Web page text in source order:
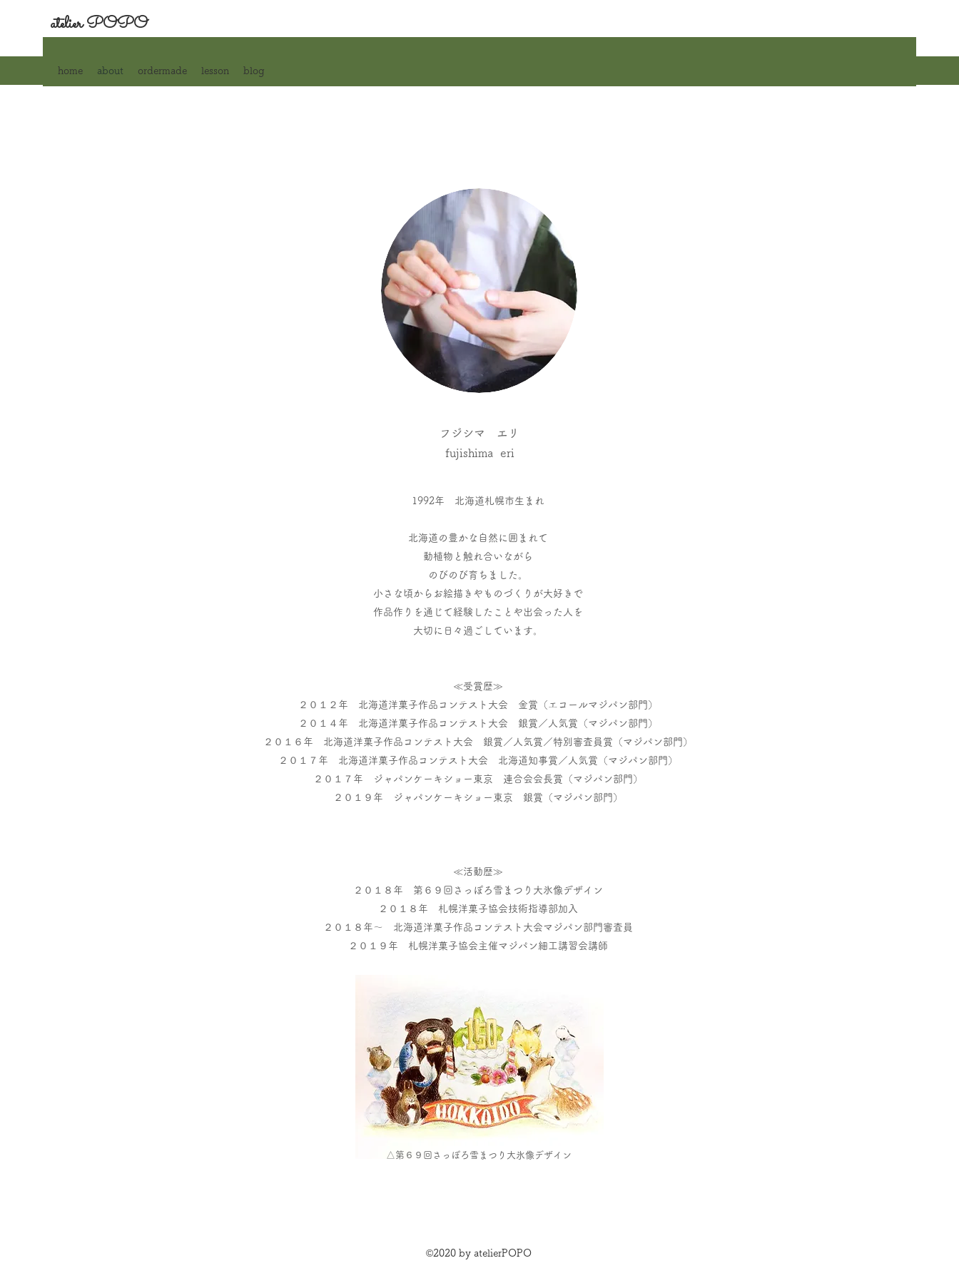
atelier POPO
home about ordermade lesson blog
フジシマ エリ
fujishima eri
1992年 北海道札幌市生まれ
北海道の豊かな自然に囲まれて
動植物と触れ合いながら
のびのび育ちました。
小さな頃からお絵描きやものづくりが大好きで
作品作りを通じて経験したことや出会った人を
​大切に日々過ごしています。
≪受賞歴≫
２０１２年 北海道洋菓子作品コンテスト大会 金賞（エコールマジパン部門）
２０１４年 北海道洋菓子作品コンテスト大会 銀賞／人気賞（マジパン部門）
２０１６年 北海道洋菓子作品コンテスト大会 銀賞／人気賞／特別審査員賞（マジパン部門）
２０１７年 北海道洋菓子作品コンテスト大会 北海道知事賞／人気賞（マジパン部門）
２０１７年 ジャパンケーキショー東京 連合会会長賞（マジパン部門）
２０１９年 ジャパンケーキショー東京 銀賞（マジパン部門）
≪活動歴≫
２０１８年 第６９回さっぽろ雪まつり大氷像デザイン
２０１８年 札幌洋菓子協会技術指導部加入
２０１８年～ 北海道洋菓子作品コンテスト大会マジパン部門審査員
２０１９年 札幌洋菓子協会主催マジパン細工講習会講師
​△第６９回さっぽろ雪まつり大氷像デザイン
©2020 by atelierPOPO